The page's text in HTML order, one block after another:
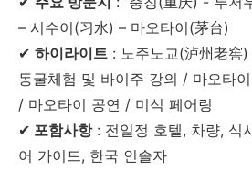
– 시수이(习水) – 마오타이(茅台)
✔ 하이라이트 : 노주노교(泸州老窖
동굴체험 및 바이주 강의 / 마오타
/ 마오타이 공연 / 미식 페어링
✔ 포함사항: 전일정 호텔, 차량, 식
어 가이드, 한국 인솔자